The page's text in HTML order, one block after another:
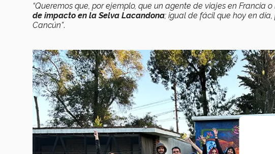
“Queremos que, por ejemplo, que un agente de viajes en Francia
de impacto en la Selva Lacandona; igual de fácil que hoy en
Cancún”.